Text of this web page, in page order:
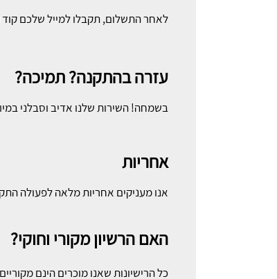
לאחר התשלום, תקבלו למייל שלכם קוד
עזרה בהתקנה? תמיכה?
בשמחה! השירות שלנו אדיב וסבלני
אחריות
אנו מעניקים אחריות מלאה לפעולה
האם הרשיון מקורי וחוקי?
כל הרישיונות שאנו מוכרים הינם